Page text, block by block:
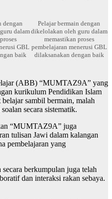
dengan
dalam
GBL
baik
Pelajar bermain dengan
dikelolakan oleh guru dalam
memastikan proses
pembelajaran menerusi GBL
dilaksanakan dengan baik
(ABB) “MUMTAZ9A” yang
kurikulum Pendidikan Islam
sambil bermain, malah
secara sistematik.
“MUMTAZ9A” juga
tulisan Jawi dalam kalangan
pembelajaran yang
berkumpulan juga telah
dan interaksi rakan sebaya.